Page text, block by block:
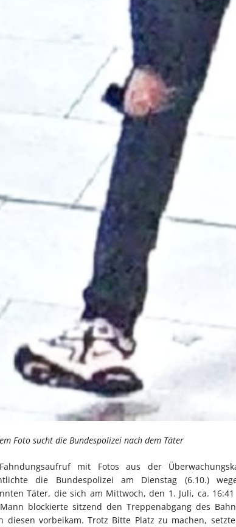
Foto sucht die Bundespolizei nach dem Täter
mit Fotos aus der
die Bundespolizei am Dienstag (6.10.)
Täter, die sich am Mittwoch, den 1. Juli, ca.
blockierte sitzend den Treppenabgang des
diesen vorbeikam. Trotz Bitte Platz zu machen,